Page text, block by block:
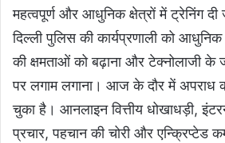
महत्वपूर्ण और आधुनिक क्षेत्रों में ट्रेनिंग
दिल्ली पुलिस की कार्यप्रणाली को
की क्षमताओं को बढ़ाना और टेक्नोलाजी के
पर लगाम लगाना। आज के दौर में अपराध
चुका है। आनलाइन वित्तीय धोखाधड़ी,
प्रचार, पहचान की चोरी और एन्क्रिप्टेड